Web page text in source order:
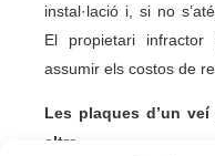
instal·lació i, si no
El propietari
assumir els costos de
Les plaques d’un
altre